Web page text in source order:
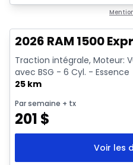
2026 RAM 1500
Traction intégrale, Moteur:
avec BSG - 6 Cyl. - Essence
25 km
Par semaine + tx
201 $
Voir les